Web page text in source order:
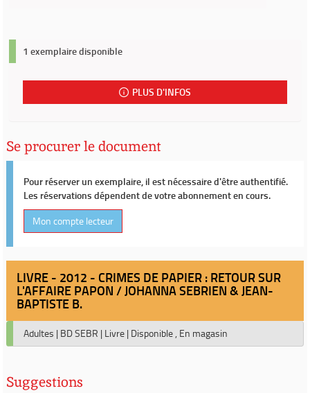
1 exemplaire disponible
PLUS D'INFOS
Se procurer le document
Pour réserver un exemplaire, il est nécessaire d'être authentifié.
Les réservations dépendent de votre abonnement en cours.
Mon compte lecteur
LIVRE - 2012 - CRIMES DE PAPIER : RETOUR SUR
L'AFFAIRE PAPON / JOHANNA SEBRIEN & JEAN-
BAPTISTE B.
Adultes | BD SEBR | Livre | Disponible , En magasin
Suggestions